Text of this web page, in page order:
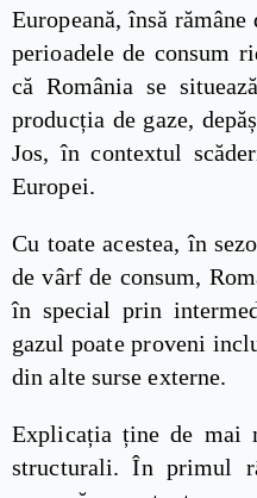
Europeană, însă
perioadele de consum
că România se
producția de gaze,
Jos, în contextul
Europei.
Cu toate acestea, în
de vârf de consum,
în special prin
gazul poate proveni
din alte surse externe.
Explicația ține de mai
structurali. În primul